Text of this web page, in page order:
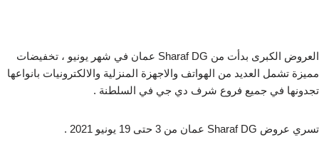
العروض الكبرى بدأت من Sharaf DG عمان في شهر يونيو ، تخفيضات
مميزة تشمل العديد من الهواتف والاجهزة المنزلية والالكترونيات بانواعها
تجدونها في جميع فروع شرف دي جي في السلطنة .
تسري عروض Sharaf DG عمان من 3 حتى 19 يونيو 2021 .